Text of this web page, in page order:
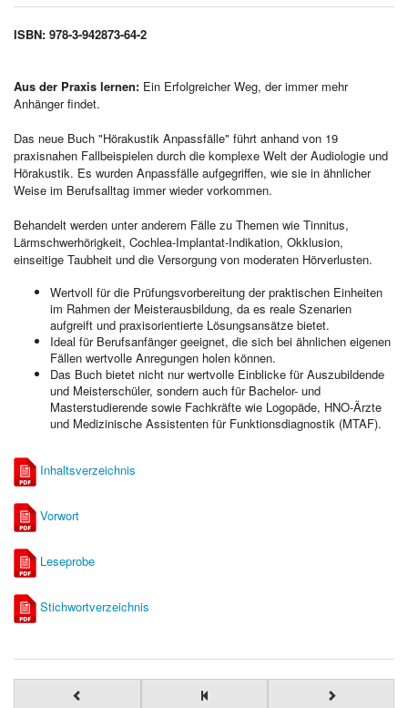
ISBN: 978-3-942873-64-2
Aus der Praxis lernen: Ein Erfolgreicher Weg, der immer mehr
Anhänger findet.
Das neue Buch "Hörakustik Anpassfälle" führt anhand von 19
praxisnahen Fallbeispielen durch die komplexe Welt der Audiologie und
Hörakustik. Es wurden Anpassfälle aufgegriffen, wie sie in ähnlicher
Weise im Berufsalltag immer wieder vorkommen.
Behandelt werden unter anderem Fälle zu Themen wie Tinnitus,
Lärmschwerhörigkeit, Cochlea-Implantat-Indikation, Okklusion,
einseitige Taubheit und die Versorgung von moderaten Hörverlusten.
Wertvoll für die Prüfungsvorbereitung der praktischen Einheiten
im Rahmen der Meisterausbildung, da es reale Szenarien
aufgreift und praxisorientierte Lösungsansätze bietet.
Ideal für Berufsanfänger geeignet, die sich bei ähnlichen eigenen
Fällen wertvolle Anregungen holen können.
Das Buch bietet nicht nur wertvolle Einblicke für Auszubildende
und Meisterschüler, sondern auch für Bachelor- und
Masterstudierende sowie Fachkräfte wie Logopäde, HNO-Ärzte
und Medizinische Assistenten für Funktionsdiagnostik (MTAF).
Inhaltsverzeichnis
Vorwort
Leseprobe
Stichwortverzeichnis